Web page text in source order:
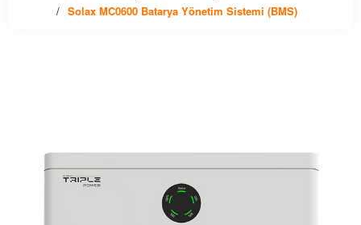
Solax MC0600 Batarya Yönetim Sistemi (BMS)